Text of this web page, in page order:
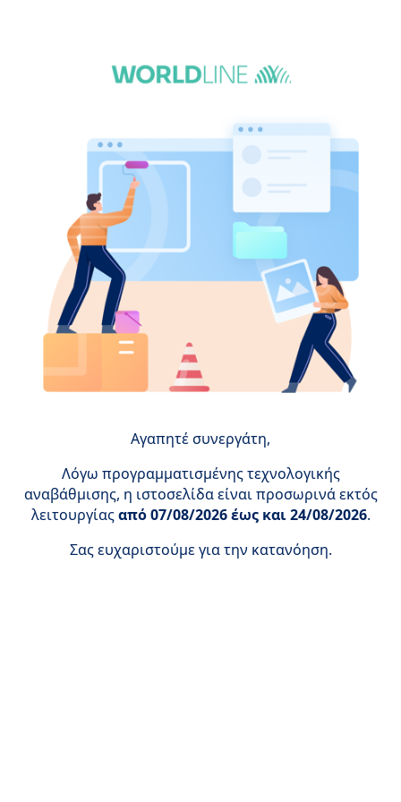
Αγαπητέ συνεργάτη,
Λόγω προγραμματισμένης τεχνολογικής
αναβάθμισης, η ιστοσελίδα είναι προσωρινά εκτός
λειτουργίαςαπό 07/08/2026 έως και 24/08/2026.
Σας ευχαριστούμε για την κατανόηση.